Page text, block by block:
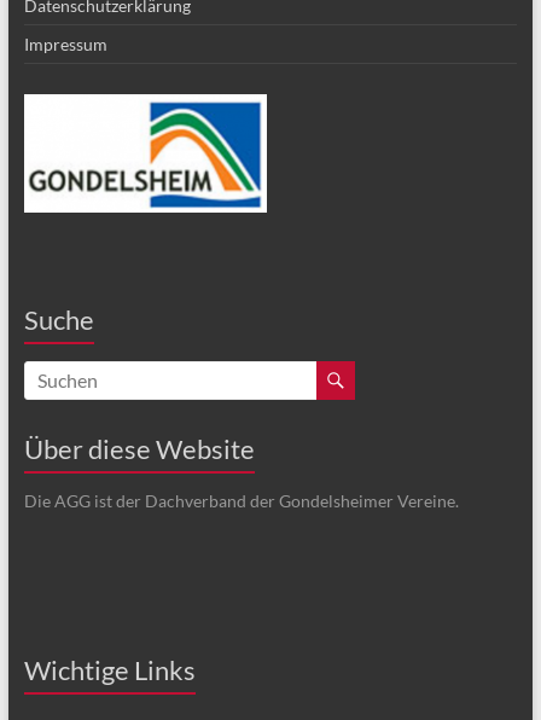
Datenschutzerklärung
Impressum
Suche
Über diese Website
Die AGG ist der Dachverband der Gondelsheimer Vereine.
Wichtige Links